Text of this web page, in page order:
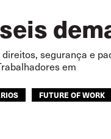
segurança e
em
FUTURE OF WORK